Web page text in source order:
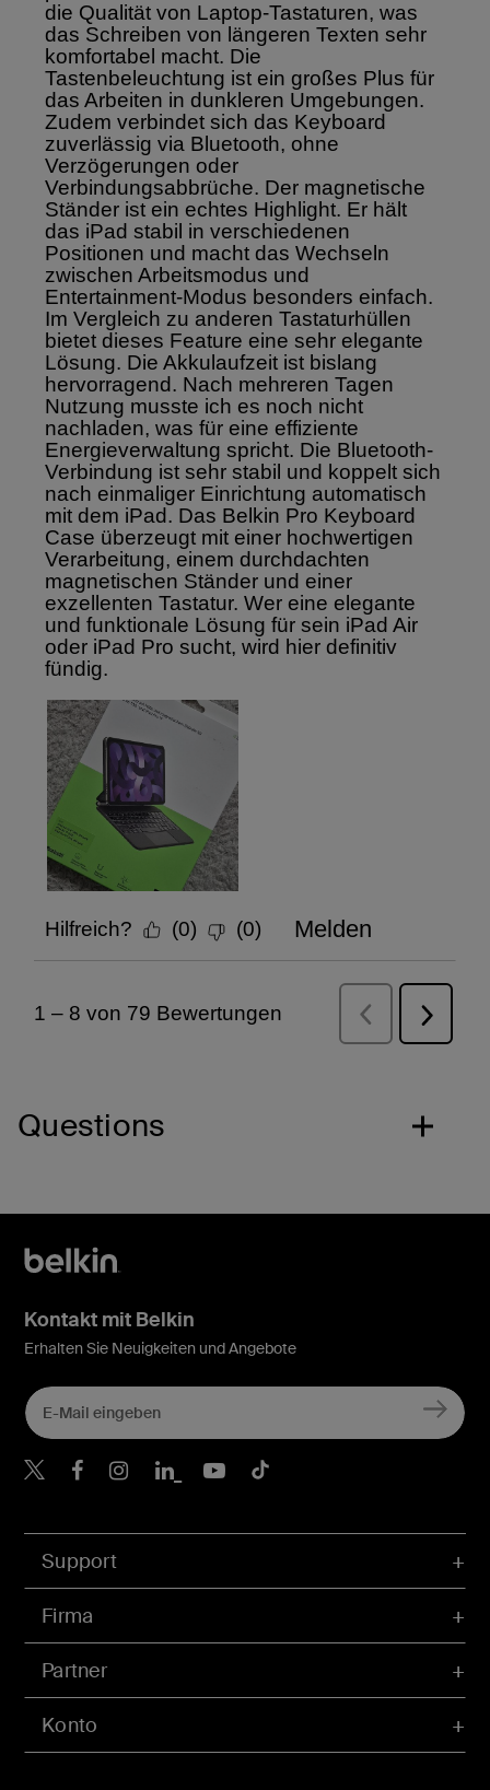
Questions
Konto
Support
Firma
Partner
Kontakt mit Belkin
Erhalten Sie Neuigkeiten und Angebote
Belkin Twitter
Belkin Facebook
Belkin Instagram
Belkin LinkedIn
Belkin Youtube
Belkin TikTok